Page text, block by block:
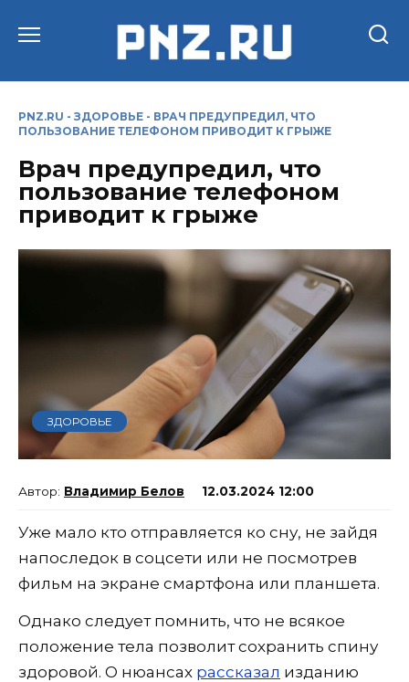
PNZ.RU - ЗДОРОВЬЕ - ВРАЧ ПРЕДУПРЕДИЛ, ЧТО
ПОЛЬЗОВАНИЕ ТЕЛЕФОНОМ ПРИВОДИТ К ГРЫЖЕ
Врач предупредил, что
пользование телефоном
приводит к грыже
ЗДОРОВЬЕ
Владимир Белов 12.03.2024 12:00
Уже мало кто отправляется ко сну, не зайдя
напоследок в соцсети или не посмотрев
фильм на экране смартфона или планшета.
Однако следует помнить, что не всякое
положение тела позволит сохранить спину
здоровой. О нюансах рассказал изданию